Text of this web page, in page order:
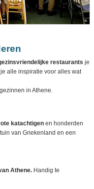
restaurants je
alle inspiratie voor alles wat
in Athene.
katachtigen en honderden
van Griekenland en een
Athene. Handig te